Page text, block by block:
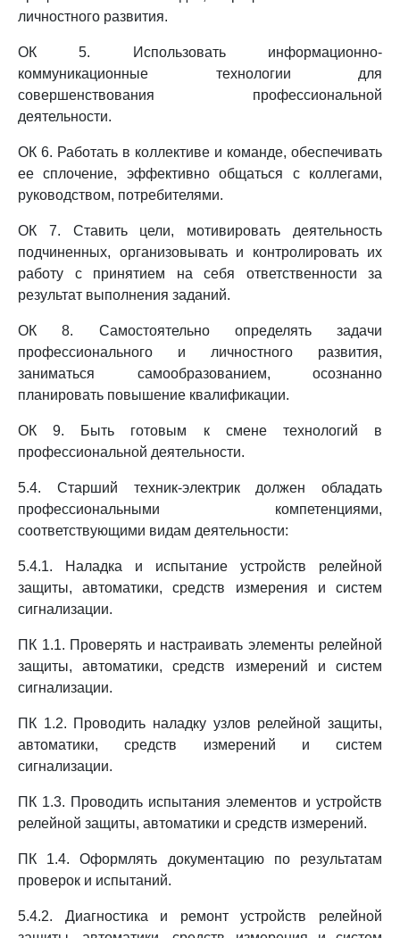
личностного развития.
ОК 5. Использовать информационно-
коммуникационные технологии для
совершенствования профессиональной
деятельности.
ОК 6. Работать в коллективе и команде, обеспечивать
ее сплочение, эффективно общаться с коллегами,
руководством, потребителями.
ОК 7. Ставить цели, мотивировать деятельность
подчиненных, организовывать и контролировать их
работу с принятием на себя ответственности за
результат выполнения заданий.
ОК 8. Самостоятельно определять задачи
профессионального и личностного развития,
заниматься самообразованием, осознанно
планировать повышение квалификации.
ОК 9. Быть готовым к смене технологий в
профессиональной деятельности.
5.4. Старший техник-электрик должен обладать
профессиональными компетенциями,
соответствующими видам деятельности:
5.4.1. Наладка и испытание устройств релейной
защиты, автоматики, средств измерения и систем
сигнализации.
ПК 1.1. Проверять и настраивать элементы релейной
защиты, автоматики, средств измерений и систем
сигнализации.
ПК 1.2. Проводить наладку узлов релейной защиты,
автоматики, средств измерений и систем
сигнализации.
ПК 1.3. Проводить испытания элементов и устройств
релейной защиты, автоматики и средств измерений.
ПК 1.4. Оформлять документацию по результатам
проверок и испытаний.
5.4.2. Диагностика и ремонт устройств релейной